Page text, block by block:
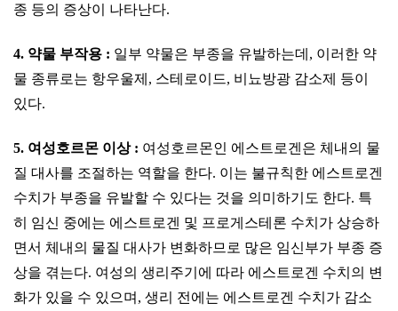
종 등의 증상이 나타난다.
4. 약물 부작용 : 일부 약물은 부종을 유발하는데, 이러한 약
물 종류로는 항우울제, 스테로이드, 비뇨방광 감소제 등이
있다.
5. 여성호르몬 이상 : 여성호르몬인 에스트로겐은 체내의 물
질 대사를 조절하는 역할을 한다. 이는 불규칙한 에스트로겐
수치가 부종을 유발할 수 있다는 것을 의미하기도 한다. 특
히 임신 중에는 에스트로겐 및 프로게스테론 수치가 상승하
면서 체내의 물질 대사가 변화하므로 많은 임신부가 부종 증
상을 겪는다. 여성의 생리주기에 따라 에스트로겐 수치의 변
화가 있을 수 있으며, 생리 전에는 에스트로겐 수치가 감소